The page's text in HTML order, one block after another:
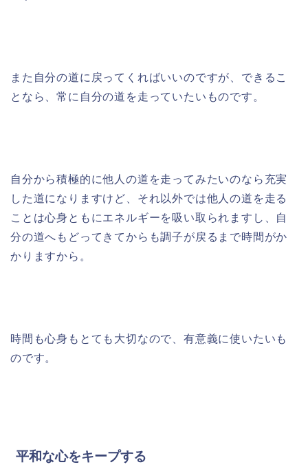
また自分の道に戻ってくればいいのですが、できるこ
となら、常に自分の道を走っていたいものです。
自分から積極的に他人の道を走ってみたいのなら充実
した道になりますけど、それ以外では他人の道を走る
ことは心身ともにエネルギーを吸い取られますし、自
分の道へもどってきてからも調子が戻るまで時間がか
かりますから。
時間も心身もとても大切なので、有意義に使いたいも
のです。
平和な心をキープする